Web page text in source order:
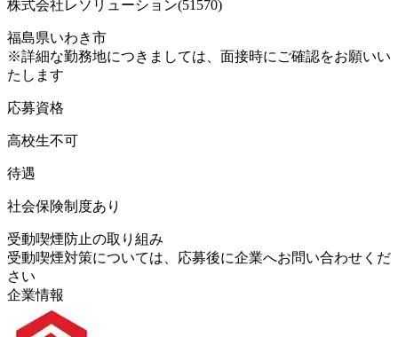
株式会社レソリューション(51570)
福島県いわき市
※詳細な勤務地につきましては、面接時にご確認をお願いい
たします
応募資格
高校生不可
待遇
社会保険制度あり
受動喫煙防止の取り組み
受動喫煙対策については、応募後に企業へお問い合わせくだ
さい
企業情報